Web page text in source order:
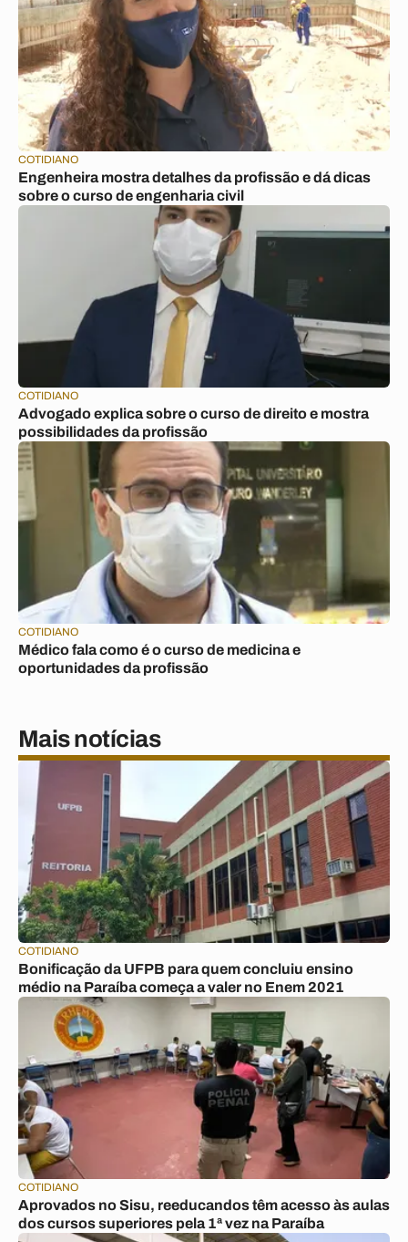
COTIDIANO
Engenheira mostra detalhes da profissão e dá dicas
sobre o curso de engenharia civil
COTIDIANO
Advogado explica sobre o curso de direito e mostra
possibilidades da profissão
COTIDIANO
Médico fala como é o curso de medicina e
oportunidades da profissão
Mais notícias
COTIDIANO
Bonificação da UFPB para quem concluiu ensino
médio na Paraíba começa a valer no Enem 2021
COTIDIANO
Aprovados no Sisu, reeducandos têm acesso às aulas
dos cursos superiores pela 1ª vez na Paraíba